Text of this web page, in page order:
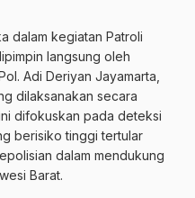
dalam kegiatan Patroli
langsung oleh
Adi Deriyan Jayamarta,
dilaksanakan secara
difokuskan pada deteksi
berisiko tinggi tertular
dalam mendukung
Barat.